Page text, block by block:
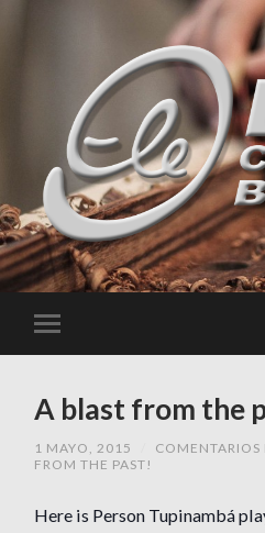
A blast from the
1 MAYO, 2015 COMENTARIOS
FROM THE PAST!
Here is Person Tupinambá